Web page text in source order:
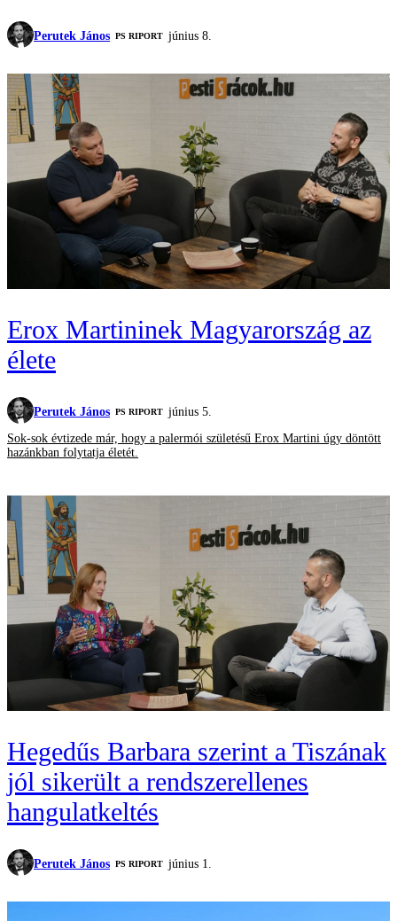
Perutek János ‎PS RIPORT június 8.
Erox Martininek Magyarország az
élete
Perutek János ‎PS RIPORT június 5.
Sok-sok évtizede már, hogy a palermói születésű Erox Martini úgy döntött
hazánkban folytatja életét.
Hegedűs Barbara szerint a Tiszának
jól sikerült a rendszerellenes
hangulatkeltés
Perutek János ‎PS RIPORT június 1.